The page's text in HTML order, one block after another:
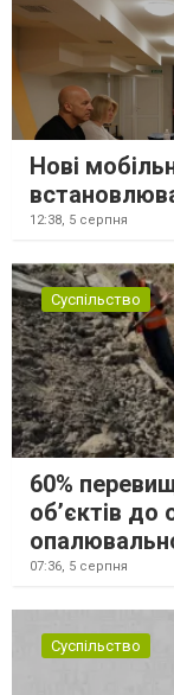
Нові
12:38, 5 серпня
Суспільство
60%
об’єктів до
07:36, 5 серпня
Суспільство